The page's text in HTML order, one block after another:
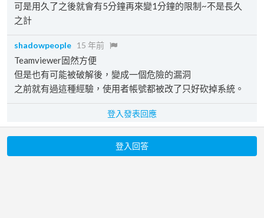
可是用久了之後就會有5分鐘再來變1分鐘的限制~不是長久
之計
shadowpeople 15 年前
Teamviewer固然方便
但是也有可能被破解後，變成一個危險的漏洞
之前就有過這種經驗，使用者帳號都被改了只好砍掉系統。
登入發表回應
登入回答